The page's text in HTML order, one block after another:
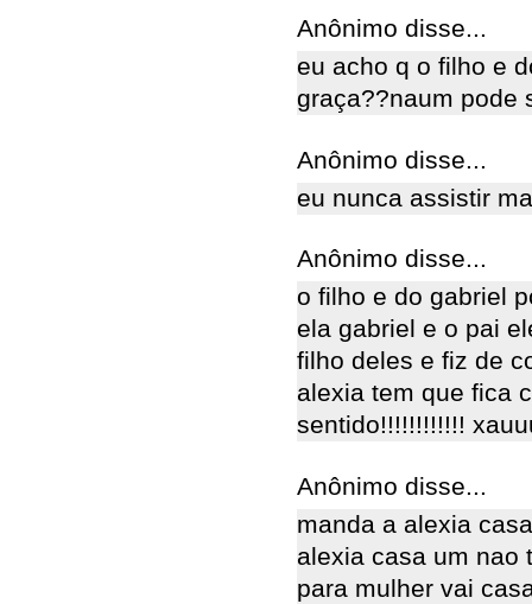
Anônimo disse...
eu acho q o filho e
graça??naum pode
Anônimo disse...
eu nunca assistir
Anônimo disse...
o filho e do gabriel
ela gabriel e o pai
filho deles e fiz de
alexia tem que fica
sentido!!!!!!!!!!!!
Anônimo disse...
manda a alexia
alexia casa um nao
para mulher vai